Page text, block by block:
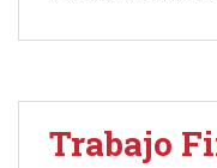
Trabajo